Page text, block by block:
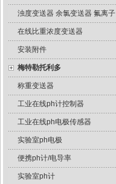
浊度变送器 余氯变送器 氟离子
在线比重浓度变送器
安装附件
梅特勒托利多
称重变送器
工业在线ph计控制器
工业在线ph电极传感器
实验室ph电极
便携ph计/电导率
实验室ph计